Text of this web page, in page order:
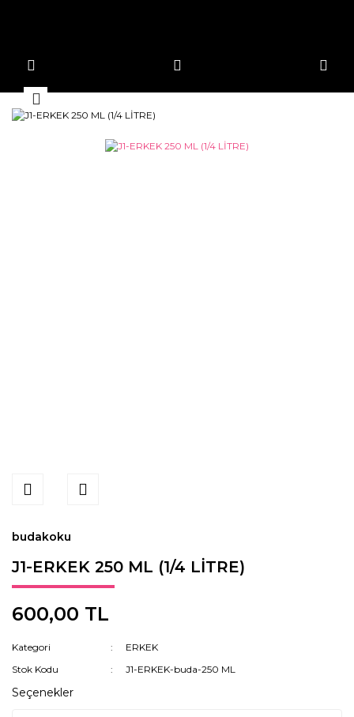
budakoku
J1-ERKEK 250 ML (1/4 LİTRE)
600,00 TL
Kategori
ERKEK
Stok Kodu
J1-ERKEK-buda-250 ML
Seçenekler